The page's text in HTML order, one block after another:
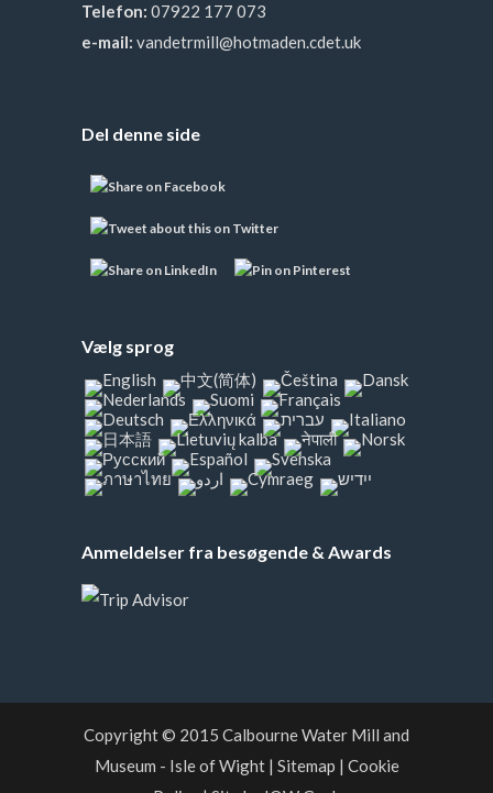
Telefon: 07922 177 073
e-mail: vandetrmill@hotmaden.cdet.uk
Del denne side
Vælg sprog
Anmeldelser fra besøgende & Awards
Copyright © 2015 Calbourne Water Mill and
Museum - Isle of Wight| Sitemap | Cookie